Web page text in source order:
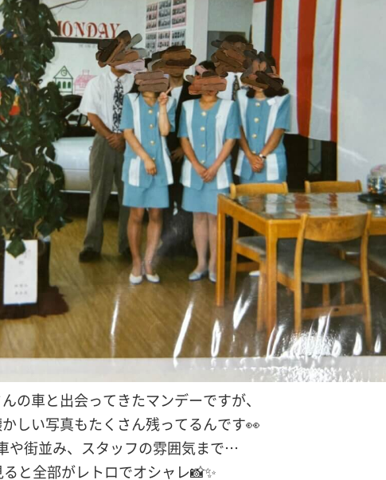
の車と出会ってきたマンデーですが、
しい写真もたくさん残ってるんです👀
や街並み、スタッフの雰囲気まで…
ると全部がレトロでオシャレ📸✨